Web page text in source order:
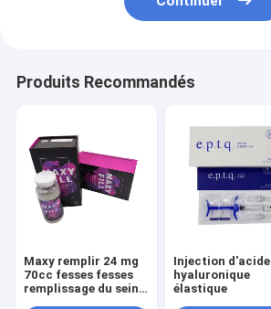
Produits Recommandés
Maxy remplir 24 mg
70cc fesses fesses
remplissage du sein
Injection d'acide
hyaluronique
élastique